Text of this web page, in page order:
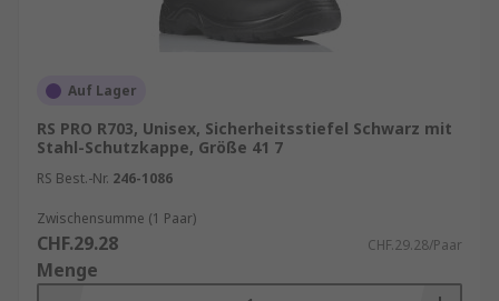
Auf Lager
RS PRO R703, Unisex, Sicherheitsstiefel Schwarz mit
Stahl-Schutzkappe, Größe 41 7
RS Best.-Nr. 246-1086
Zwischensumme (1 Paar)
CHF.29.28 CHF.29.28/Paar
Menge